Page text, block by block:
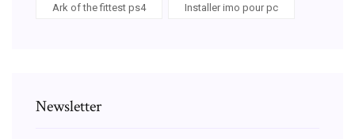
Ark of the fittest ps4 Installer imo pour pc
Newsletter